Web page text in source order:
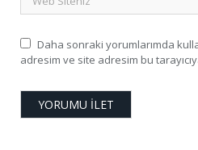
Daha sonraki yorumlarımda
adresim ve site adresim bu